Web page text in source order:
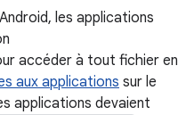
les applications
accéder à tout fichier en
aux applications sur le
applications devaient